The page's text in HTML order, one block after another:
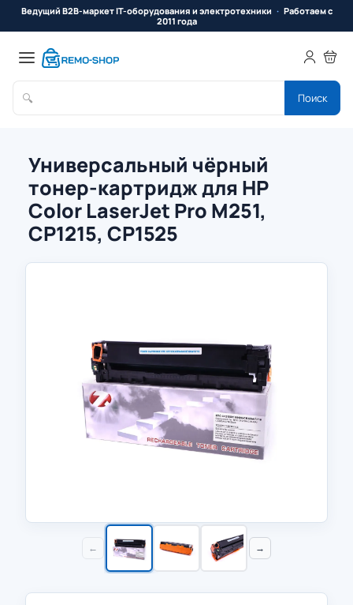
Ведущий B2B-маркет IT-оборудования и электротехники
Работаем с
2011 года
🔍 Поиск
Универсальный чёрный
тонер-картридж для HP
Color LaserJet Pro M251,
CP1215, CP1525
← →